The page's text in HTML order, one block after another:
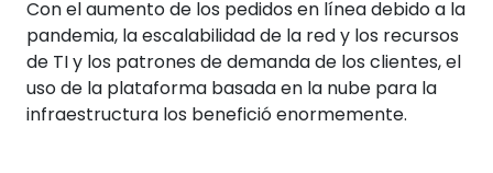
Con el aumento de los pedidos en línea debido a la
pandemia, la escalabilidad de la red y los recursos
de TI y los patrones de demanda de los clientes, el
uso de la plataforma basada en la nube para la
infraestructura los benefició enormemente.